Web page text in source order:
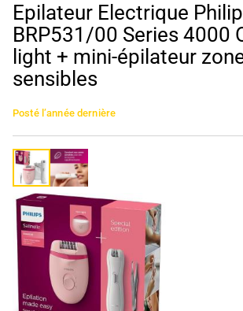
Epilateur Electrique
BRP531/00 Series 4000
light + mini-épilateur
sensibles
Posté l’année dernière